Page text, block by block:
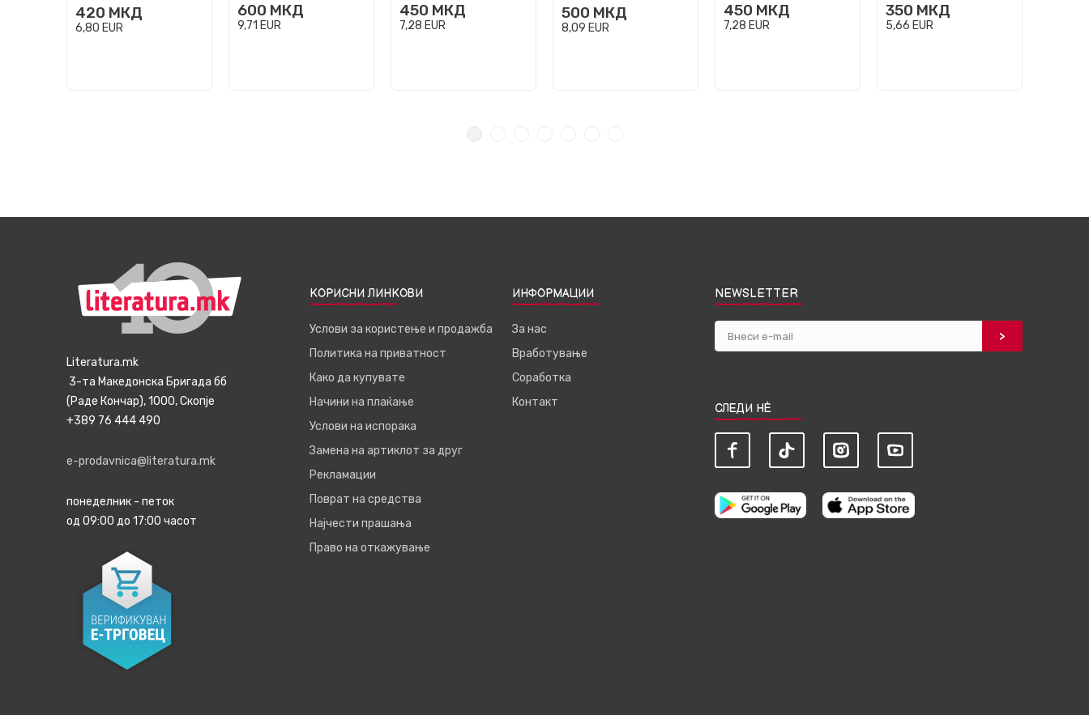
420 МКД
6,80 EUR
600 МКД
9,71 EUR
450 МКД
7,28 EUR
500 МКД
8,09 EUR
450 МКД
7,28 EUR
350 МКД
5,66 EUR
Literatura.mk
3-та Македонска Бригада бб
(Раде Кончар), 1000, Скопје
+389 76 444 490
e-prodavnica@literatura.mk
понеделник - петок
од 09:00 до 17:00 часот
КОРИСНИ ЛИНКОВИ
Услови за користење и продажба
Политика на приватност
Како да купувате
Начини на плаќање
Услови на испорака
Замена на артиклот за друг
Рекламации
Поврат на средства
Најчести прашања
Право на откажување
ИНФОРМАЦИИ
За нас
Вработување
Соработка
Контакт
NEWSLETTER
СЛЕДИ НЀ